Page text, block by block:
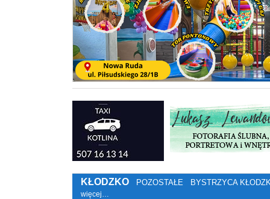
KŁODZKO POZOSTAŁE BYSTRZYCA
więcej…